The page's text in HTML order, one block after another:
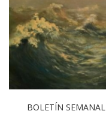
BOLETÍN SEMANAL